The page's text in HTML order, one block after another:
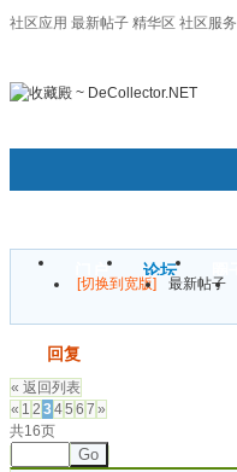
社区应用 最新帖子 精华区 社区服务
门户 论坛
[切换到宽版] 最新帖子
回复
« 返回列表
« 1 2 345 6 7 »
共16页
Go